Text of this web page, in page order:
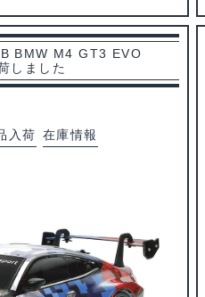
BMW M4 GT3 EVO
ました
入荷 在庫情報